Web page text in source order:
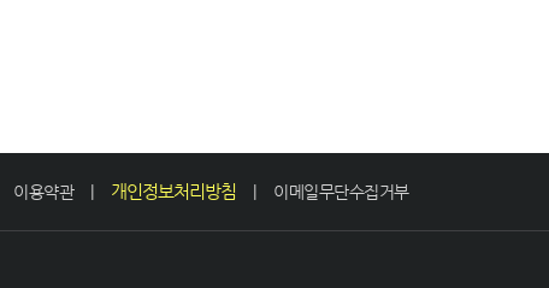
이용약관 개인정보처리방침 이메일무단수집거부